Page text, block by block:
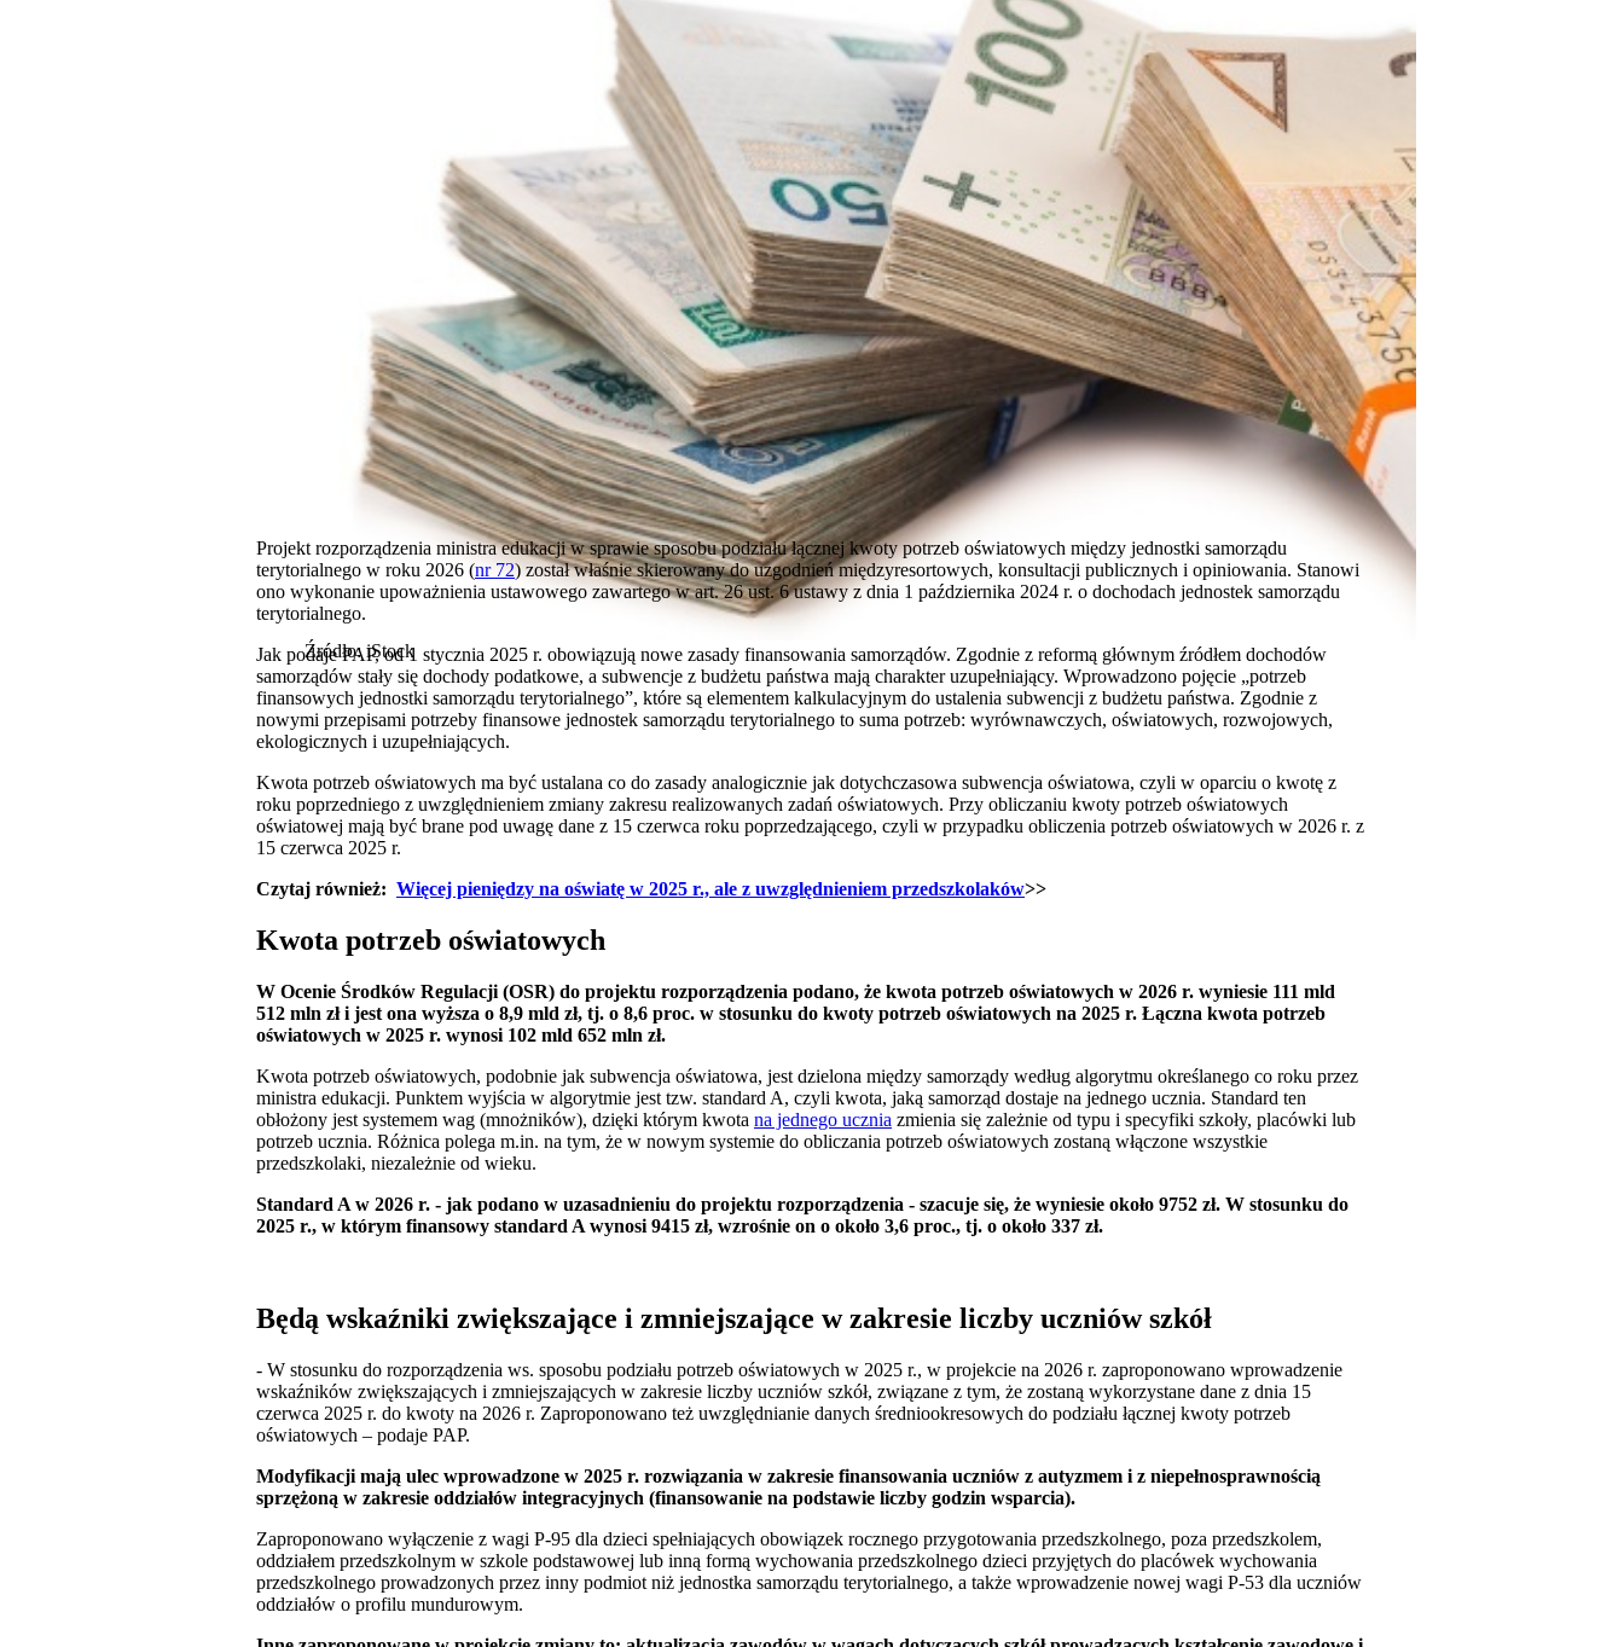
Źródło: iStock
Projekt rozporządzenia ministra edukacji w sprawie sposobu podziału łącznej kwoty potrzeb oświatowych między jednostki samorządu
terytorialnego w roku 2026 (nr 72) został właśnie skierowany do uzgodnień międzyresortowych, konsultacji publicznych i opiniowania. Stanowi
ono wykonanie upoważnienia ustawowego zawartego w art. 26 ust. 6 ustawy z dnia 1 października 2024 r. o dochodach jednostek samorządu
terytorialnego.
Jak podaje PAP, od 1 stycznia 2025 r. obowiązują nowe zasady finansowania samorządów. Zgodnie z reformą głównym źródłem dochodów
samorządów stały się dochody podatkowe, a subwencje z budżetu państwa mają charakter uzupełniający. Wprowadzono pojęcie „potrzeb
finansowych jednostki samorządu terytorialnego”, które są elementem kalkulacyjnym do ustalenia subwencji z budżetu państwa. Zgodnie z
nowymi przepisami potrzeby finansowe jednostek samorządu terytorialnego to suma potrzeb: wyrównawczych, oświatowych, rozwojowych,
ekologicznych i uzupełniających.
Kwota potrzeb oświatowych ma być ustalana co do zasady analogicznie jak dotychczasowa subwencja oświatowa, czyli w oparciu o kwotę z
roku poprzedniego z uwzględnieniem zmiany zakresu realizowanych zadań oświatowych. Przy obliczaniu kwoty potrzeb oświatowych
oświatowej mają być brane pod uwagę dane z 15 czerwca roku poprzedzającego, czyli w przypadku obliczenia potrzeb oświatowych w 2026 r. z
15 czerwca 2025 r.
Czytaj również: Więcej pieniędzy na oświatę w 2025 r., ale z uwzględnieniem przedszkolaków>>
Kwota potrzeb oświatowych
W Ocenie Środków Regulacji (OSR) do projektu rozporządzenia podano, że kwota potrzeb oświatowych w 2026 r. wyniesie 111 mld
512 mln zł i jest ona wyższa o 8,9 mld zł, tj. o 8,6 proc. w stosunku do kwoty potrzeb oświatowych na 2025 r. Łączna kwota potrzeb
oświatowych w 2025 r. wynosi 102 mld 652 mln zł.
Kwota potrzeb oświatowych, podobnie jak subwencja oświatowa, jest dzielona między samorządy według algorytmu określanego co roku przez
ministra edukacji. Punktem wyjścia w algorytmie jest tzw. standard A, czyli kwota, jaką samorząd dostaje na jednego ucznia. Standard ten
obłożony jest systemem wag (mnożników), dzięki którym kwota na jednego ucznia zmienia się zależnie od typu i specyfiki szkoły, placówki lub
potrzeb ucznia. Różnica polega m.in. na tym, że w nowym systemie do obliczania potrzeb oświatowych zostaną włączone wszystkie
przedszkolaki, niezależnie od wieku.
Standard A w 2026 r. - jak podano w uzasadnieniu do projektu rozporządzenia - szacuje się, że wyniesie około 9752 zł. W stosunku do
2025 r., w którym finansowy standard A wynosi 9415 zł, wzrośnie on o około 3,6 proc., tj. o około 337 zł.
Będą wskaźniki zwiększające i zmniejszające w zakresie liczby uczniów szkół
- W stosunku do rozporządzenia ws. sposobu podziału potrzeb oświatowych w 2025 r., w projekcie na 2026 r. zaproponowano wprowadzenie
wskaźników zwiększających i zmniejszających w zakresie liczby uczniów szkół, związane z tym, że zostaną wykorzystane dane z dnia 15
czerwca 2025 r. do kwoty na 2026 r. Zaproponowano też uwzględnianie danych średniookresowych do podziału łącznej kwoty potrzeb
oświatowych – podaje PAP.
Modyfikacji mają ulec wprowadzone w 2025 r. rozwiązania w zakresie finansowania uczniów z autyzmem i z niepełnosprawnością
sprzężoną w zakresie oddziałów integracyjnych (finansowanie na podstawie liczby godzin wsparcia).
Zaproponowano wyłączenie z wagi P-95 dla dzieci spełniających obowiązek rocznego przygotowania przedszkolnego, poza przedszkolem,
oddziałem przedszkolnym w szkole podstawowej lub inną formą wychowania przedszkolnego dzieci przyjętych do placówek wychowania
przedszkolnego prowadzonych przez inny podmiot niż jednostka samorządu terytorialnego, a także wprowadzenie nowej wagi P-53 dla uczniów
oddziałów o profilu mundurowym.